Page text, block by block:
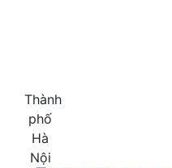
Thành
phố
Hà
Nội